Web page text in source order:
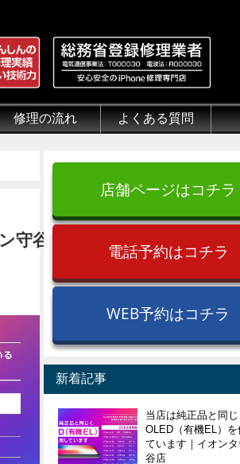
修理の流れ よくある質問
守谷
店舗ページはコチラ
電話予約はコチラ
WEB予約はコチラ
新着記事
当店は純正品と同じ
OLED（有機EL）を
ています｜イオン
谷店